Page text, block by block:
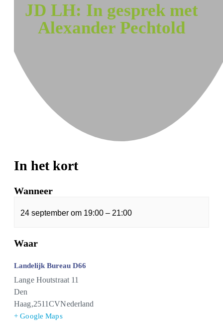
JD LH: In gesprek met
Alexander Pechtold
In het kort
Wanneer
24 september om 19:00 – 21:00
Waar
Landelijk Bureau D66
Lange Houtstraat 11
Den
Haag,2511CVNederland
+ Google Maps